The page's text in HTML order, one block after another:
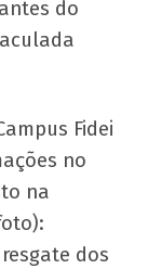
do
Fidei
no
na
dos